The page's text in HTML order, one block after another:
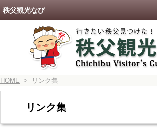
HOME > リンク集
リンク集
秩父観光なび